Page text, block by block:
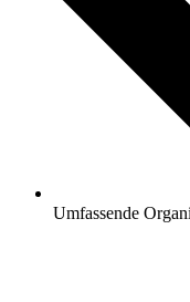
Umfassende